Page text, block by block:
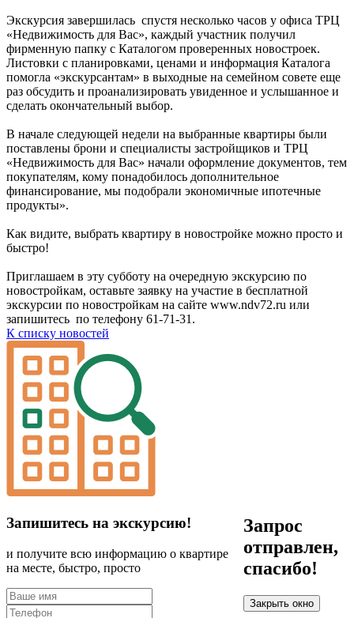
Экскурсия завершилась спустя несколько часов у офиса ТРЦ
«Недвижимость для Вас», каждый участник получил
фирменную папку с Каталогом проверенных новостроек.
Листовки с планировками, ценами и информация Каталога
помогла «экскурсантам» в выходные на семейном совете еще
раз обсудить и проанализировать увиденное и услышанное и
сделать окончательный выбор.
В начале следующей недели на выбранные квартиры были
поставлены брони и специалисты застройщиков и ТРЦ
«Недвижимость для Вас» начали оформление документов, тем
покупателям, кому понадобилось дополнительное
финансирование, мы подобрали экономичные ипотечные
продукты».
Как видите, выбрать квартиру в новостройке можно просто и
быстро!
Приглашаем в эту субботу на очередную экскурсию по
новостройкам, оставьте заявку на участие в бесплатной
экскурсии по новостройкам на сайте www.ndv72.ru или
запишитесь по телефону 61-71-31.
К списку новостей
Запишитесь на экскурсию!
и получите всю информацию о квартире
на месте, быстро, просто
Запрос
отправлен,
спасибо!
Закрыть окно